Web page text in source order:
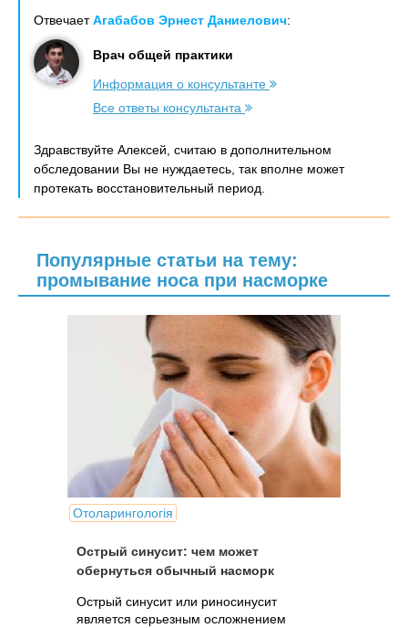
ОтвечаетАгабабов Эрнест Даниелович:
Врач общей практики
Информация о консультанте
Все ответы консультанта
Здравствуйте Алексей, считаю в дополнительном
обследовании Вы не нуждаетесь, так вполне может
протекать восстановительный период.
Популярные статьи на тему:
промывание носа при насморке
Отоларингологія
Острый синусит: чем может
обернуться обычный насморк
Острый синусит или риносинусит
является серьезным осложнением